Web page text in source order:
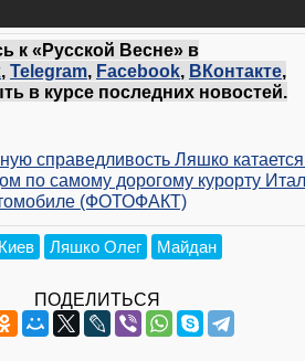
к «Русской Весне» в
, Telegram, Facebook, ВКонтакте,
в курсе последних новостей.
справедливость Ляшко
по самому дорогому курорту
(ФОТОФАКТ)
Киев Ляшко Олег Майдан
ПОДЕЛИТЬСЯ